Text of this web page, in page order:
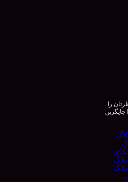
را
جايگزين